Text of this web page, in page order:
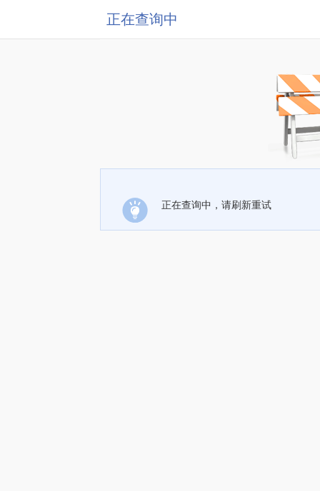
正在查询中
正在查询中，请刷新重试